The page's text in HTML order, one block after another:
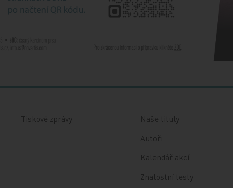
Tiskové zprávy
Naše tituly
Autoři
Kalendář akcí
Znalostní testy